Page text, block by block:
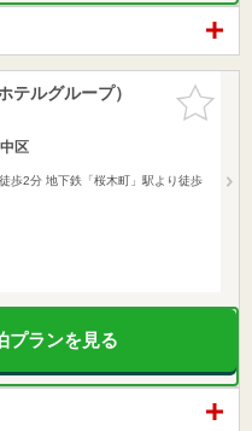
お気に入
りに追加
テルグループ）
区
歩2分 地下鉄「桜木町」駅より徒歩
プランを見る